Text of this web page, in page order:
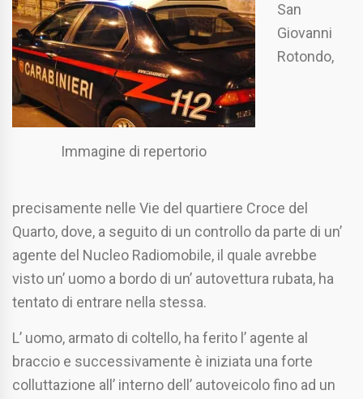
Immagine di repertorio
San
Giovanni
Rotondo,
precisamente nelle Vie del quartiere Croce del
Quarto, dove, a seguito di un controllo da parte di un’
agente del Nucleo Radiomobile, il quale avrebbe
visto un’ uomo a bordo di un’ autovettura rubata, ha
tentato di entrare nella stessa.
L’ uomo, armato di coltello, ha ferito l’ agente al
braccio e successivamente è iniziata una forte
colluttazione all’ interno dell’ autoveicolo fino ad un